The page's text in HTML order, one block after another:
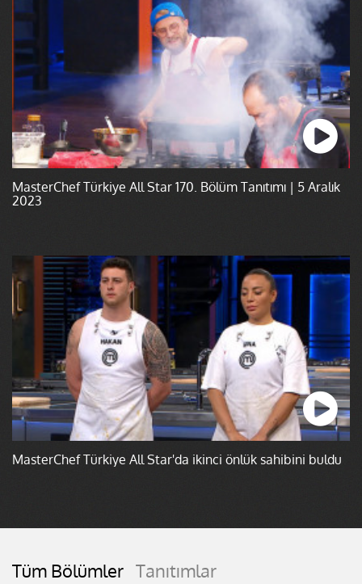
MasterChef Türkiye All Star 170. Bölüm Tanıtımı | 5 Aralık
2023
MasterChef Türkiye All Star'da ikinci önlük sahibini buldu
Tüm Bölümler Tanıtımlar